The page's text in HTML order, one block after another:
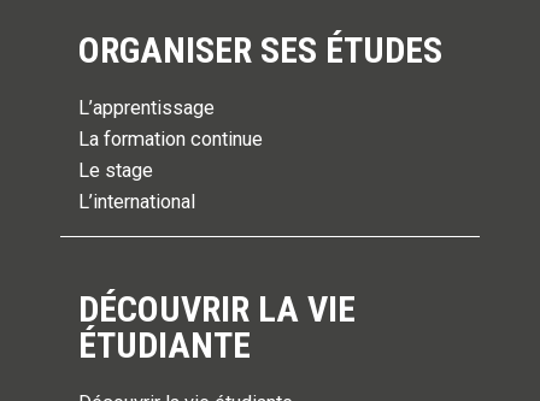
ORGANISER SES ÉTUDES
L’apprentissage
La formation continue
Le stage
L’international
DÉCOUVRIR LA VIE
ÉTUDIANTE